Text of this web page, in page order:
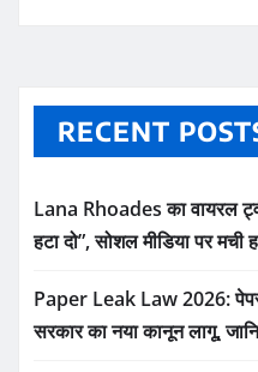
RECENT
Lana Rhoades का वायरल
हटा दो”, सोशल मीडिया पर
Paper Leak Law 2026: पेपर
सरकार का नया कानून लागू,